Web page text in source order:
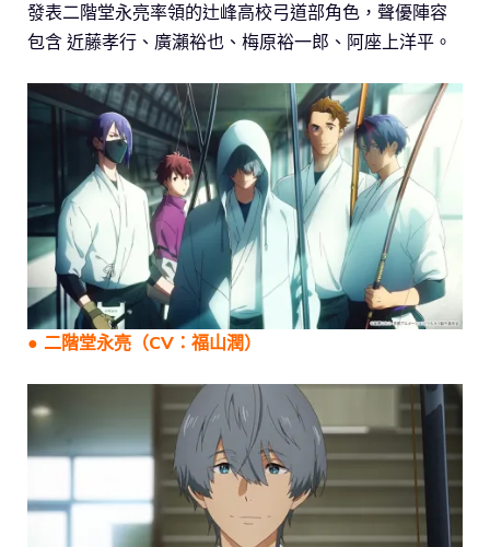
發表二階堂永亮率領的辻峰高校弓道部角色，聲優陣容
包含 近藤孝行、廣瀨裕也、梅原裕一郎、阿座上洋平。
● 二階堂永亮（CV：福山潤）